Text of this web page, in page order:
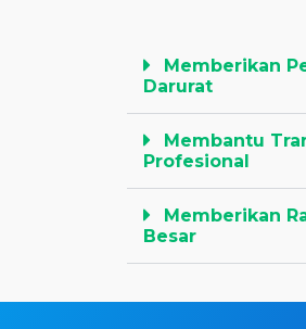
Memberikan
Darurat
Membantu
Profesional
Memberikan
Besar